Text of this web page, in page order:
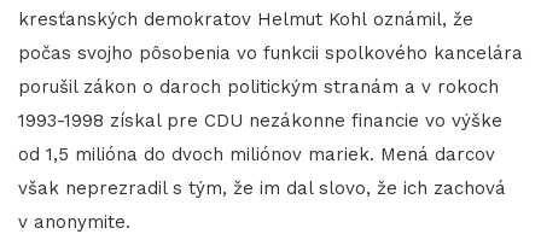
kresťanských demokratov Helmut Kohl oznámil, že
počas svojho pôsobenia vo funkcii spolkového kancelára
porušil zákon o daroch politickým stranám a v rokoch
1993-1998 získal pre CDU nezákonne financie vo výške
od 1,5 milióna do dvoch miliónov mariek. Mená darcov
však neprezradil s tým, že im dal slovo, že ich zachová
v anonymite.